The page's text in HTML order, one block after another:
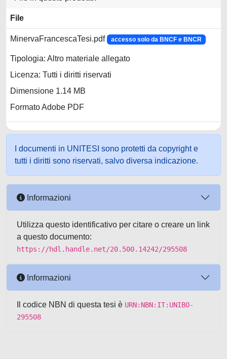
File
MinervaFrancescaTesi.pdf accesso solo da BNCF e BNCR
Tipologia: Altro materiale allegato
Licenza: Tutti i diritti riservati
Dimensione 1.14 MB
Formato Adobe PDF
I documenti in UNITESI sono protetti da copyright e
tutti i diritti sono riservati, salvo diversa indicazione.
Informazioni
Utilizza questo identificativo per citare o creare un link
a questo documento:
https://hdl.handle.net/20.500.14242/295508
Informazioni
Il codice NBN di questa tesi è URN:NBN:IT:UNIBO-
295508